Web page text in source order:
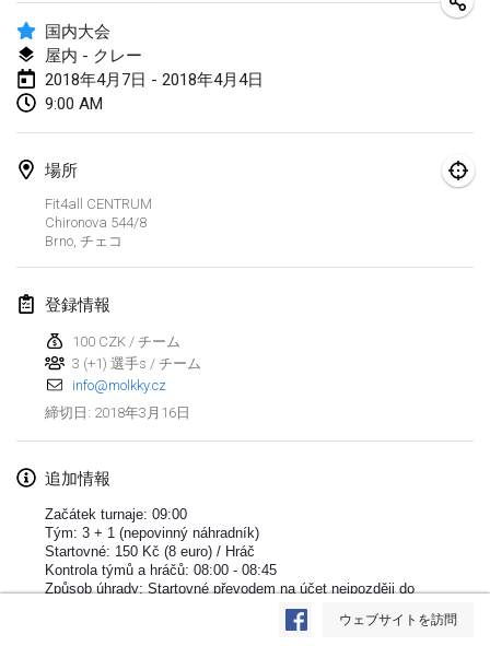
リストを表示
国内大会
屋内 - クレー
2018年4月7日 - 2018年4月4日
9:00 AM
場所
Fit4all CENTRUM
Chironova 544/8
Brno, チェコ
登録情報
100 CZK / チーム
3 (+1) 選手s / チーム
info@molkky.cz
締切日 : 2018年3月16日
追加情報
Začátek turnaje: 09:00
Tým: 3 + 1 (nepovinný náhradník)
Startovné: 150 Kč (8 euro) / Hráč
Kontrola týmů a hráčů: 08:00 - 08:45
Způsob úhrady: Startovné převodem na účet nejpozději do
4. 4. 2018 (Možno uhradit startovné při registraci)
ウェブサイトを訪問
Tournoi de Mölkky - Lesfous Dubâtonvaigeois
2018年1月27日|フランス
2018年2月
2018年2月3日
Tournoi de la St Valentin
2018年2月10日
Faschings-Mölkky
2018年2月11日 ドイツ
Rakovnické mölkkování
SM HalliMölkky - Finnish Championship
2018年2月24日|フィンランド
Tournoi de l'ASSER